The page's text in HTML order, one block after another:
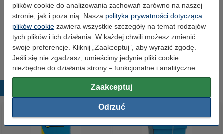
plików cookie do analizowania zachowań zarówno na naszej
stronie, jak i poza nią. Nasza polityka prywatności dotycząca
plików cookie zawiera wszystkie szczegóły na temat rodzajów
tych plików i ich działania. W każdej chwili możesz zmienić
swoje preferencje. Kliknij „Zaakceptuj”, aby wyrazić zgodę.
Jeśli się nie zgadzasz, umieścimy jedynie pliki cookie
niezbędne do działania strony – funkcjonalne i analityczne.
Zaakceptuj
Odrzuć
Kliknij i sprawdź całą specyfikacje
Dostępny
Zamów z Pocztex na jutro!
7,50 zł Zamawiam
Popularne produkty